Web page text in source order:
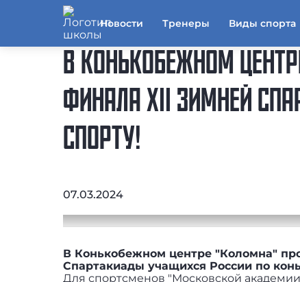
Новости Тренеры Виды спорта
В КОНЬКОБЕЖНОМ
ФИНАЛА XII ЗИМНЕЙ
СПОРТУ!
07.03.2024
В Конькобежном центре "Коломна"
Спартакиады учащихся России по
Для спортсменов "Московской